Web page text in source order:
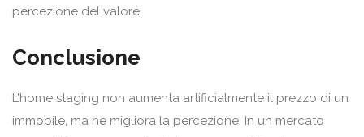
percezione del valore.
Conclusione
L’home staging non aumenta artificialmente il prezzo di un
immobile, ma ne migliora la percezione. In un mercato